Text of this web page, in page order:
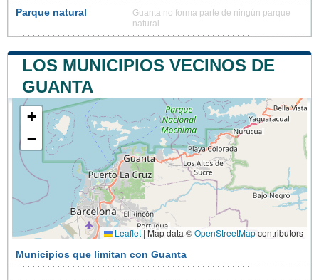
Parque natural
Guanta no forma parte de ningún parque
natural
LOS MUNICIPIOS VECINOS DE
GUANTA
+
−
Leaflet| Map data ©OpenStreetMapcontributors
Municipios que limitan con Guanta